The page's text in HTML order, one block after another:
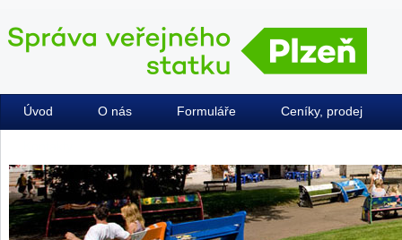
Úvod O nás Formuláře Ceníky, prodej